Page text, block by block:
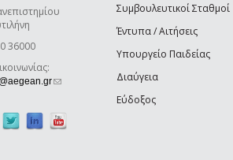
36000
(link sends e-mail)
Συμβουλευτικοί Σταθμοί
Έντυπα / Αιτήσεις
Υπουργείο Παιδείας
Διαύγεια
Εύδοξος